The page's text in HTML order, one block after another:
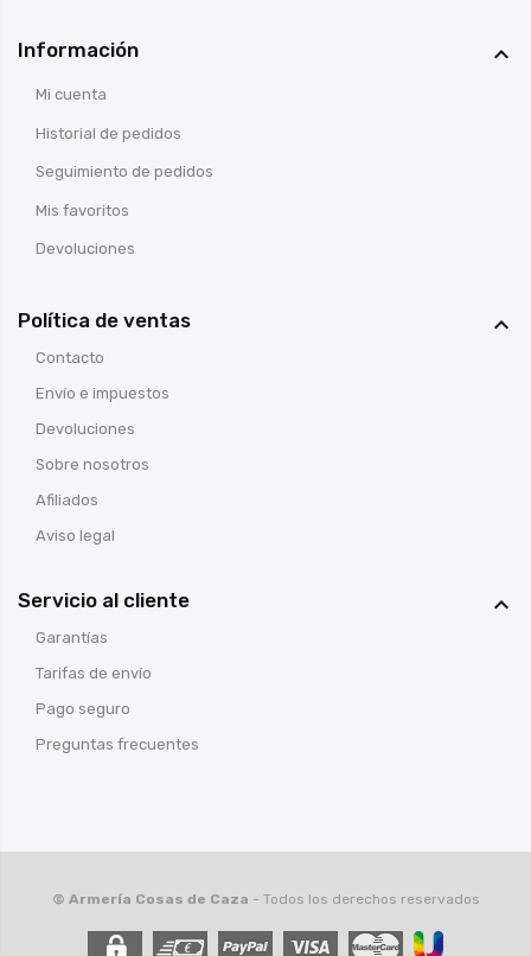
Información 
Mi cuenta
Historial de pedidos
Seguimiento de pedidos
Mis favoritos
Devoluciones
Política de ventas 
Contacto
Envío e impuestos
Devoluciones
Sobre nosotros
Afiliados
Aviso legal
Servicio al cliente 
Garantías
Tarifas de envío
Pago seguro
Preguntas frecuentes
© Armería Cosas de Caza - Todos los derechos reservados